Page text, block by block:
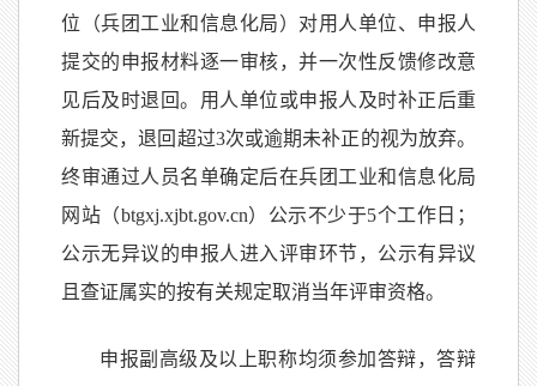
位（兵团工业和信息化局）对用人单位、申报人
提交的申报材料逐一审核，并一次性反馈修改意
见后及时退回。用人单位或申报人及时补正后重
新提交，退回超过3次或逾期未补正的视为放弃。
终审通过人员名单确定后在兵团工业和信息化局
网站（btgxj.xjbt.gov.cn）公示不少于5个工作日；
公示无异议的申报人进入评审环节，公示有异议
且查证属实的按有关规定取消当年评审资格。
申报副高级及以上职称均须参加答辩，答辩